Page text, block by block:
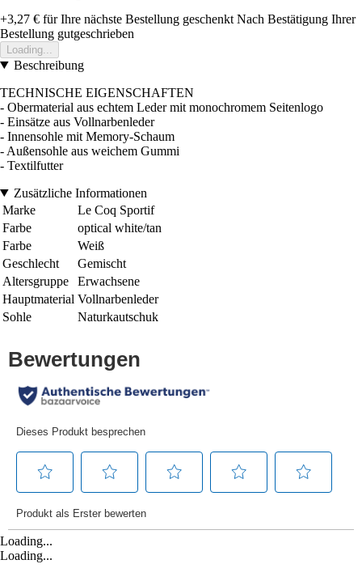
+3,27 € für Ihre nächste Bestellung geschenkt Nach Bestätigung Ihrer
Bestellung gutgeschrieben
Loading...
Beschreibung
TECHNISCHE EIGENSCHAFTEN
- Obermaterial aus echtem Leder mit monochromem Seitenlogo
- Einsätze aus Vollnarbenleder
- Innensohle mit Memory-Schaum
- Außensohle aus weichem Gummi
- Textilfutter
Zusätzliche Informationen
Marke
Le Coq Sportif
Farbe
optical white/tan
Farbe
Weiß
Geschlecht
Gemischt
Altersgruppe
Erwachsene
Hauptmaterial Vollnarbenleder
Sohle
Naturkautschuk
Loading...
Loading...